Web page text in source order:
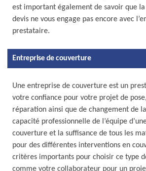
est important également de savoir que
devis ne vous engage pas encore avec
prestataire.
Entreprise de couverture
Une entreprise de couverture est un
votre confiance pour votre projet de
réparation ainsi que de changement de
capacité professionnelle de l’équipe
couverture et la suffisance de tous les
pour des différentes interventions en
critères importants pour choisir ce type
comme votre collaborateur pour un